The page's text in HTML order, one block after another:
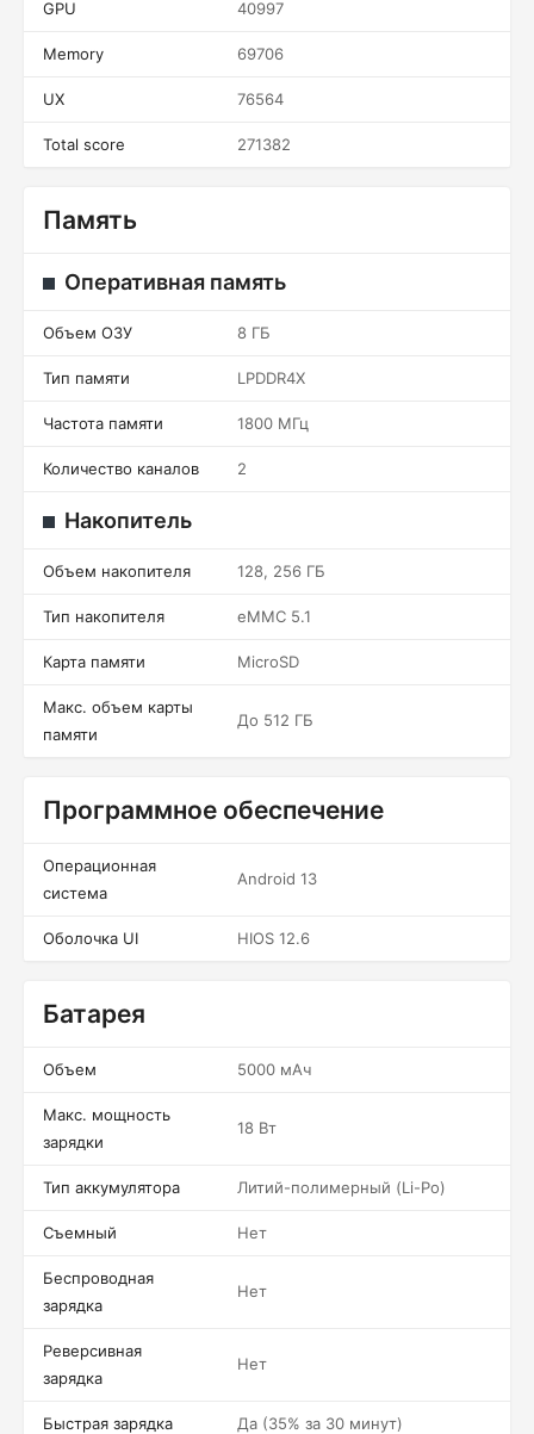
GPU 40997
Memory 69706
UX 76564
Total score 271382
Память
Оперативная память
Объем ОЗУ 8 ГБ
Тип памяти LPDDR4X
Частота памяти 1800 МГц
Количество каналов 2
Накопитель
Объем накопителя 128, 256 ГБ
Тип накопителя eMMC 5.1
Карта памяти MicroSD
Макс. объем карты
памяти
До 512 ГБ
Программное обеспечение
Операционная
система
Android 13
Оболочка UI HIOS 12.6
Батарея
Объем 5000 мАч
Макс. мощность
зарядки
18 Вт
Тип аккумулятора Литий-полимерный (Li-Po)
Съемный Нет
Беспроводная
зарядка
Нет
Реверсивная
зарядка
Нет
Быстрая зарядка Да (35% за 30 минут)